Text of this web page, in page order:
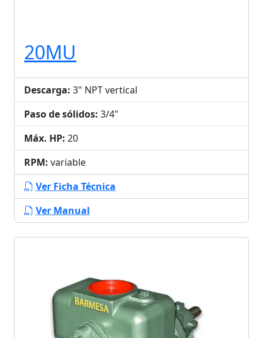
20MU
Descarga: 3" NPT vertical
Paso de sólidos: 3/4"
Máx. HP: 20
RPM: variable
Ver Ficha Técnica
Ver Manual